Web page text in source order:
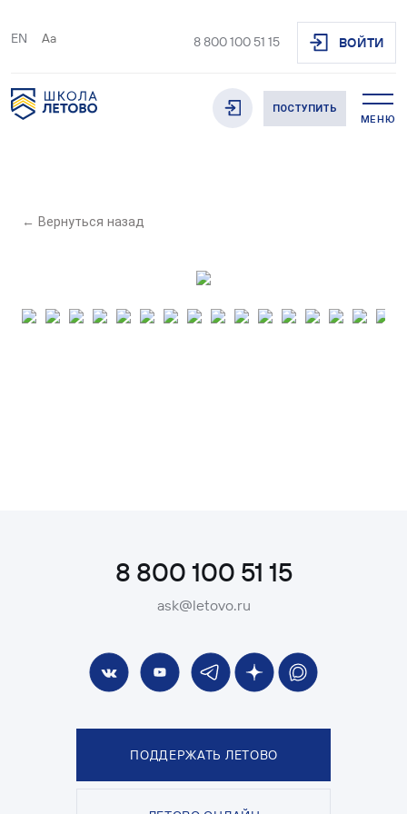
EN Aa 8 800 100 51 15 ВОЙТИ
ПОСТУПИТЬ
МЕНЮ
← Вернуться назад
8 800 100 51 15
ask@letovo.ru
ПОДДЕРЖАТЬ ЛЕТОВО